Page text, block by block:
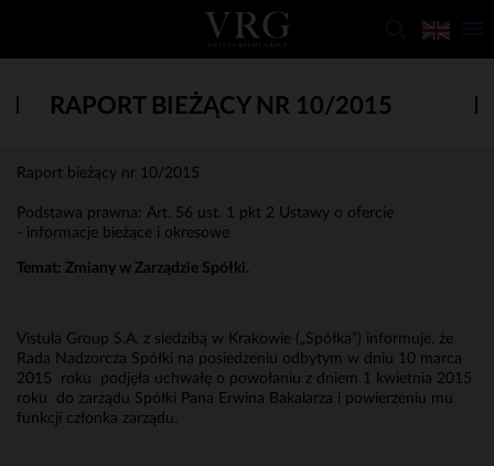
RAPORT BIEŻĄCY NR 10/2015
Raport bieżący nr 10/2015
Podstawa prawna: Art. 56 ust. 1 pkt 2 Ustawy o ofercie
- informacje bieżące i okresowe
Temat: Zmiany w Zarządzie Spółki.
Vistula Group S.A. z siedzibą w Krakowie („Spółka”) informuje, że
Rada Nadzorcza Spółki na posiedzeniu odbytym w dniu 10 marca
2015 roku podjęła uchwałę o powołaniu z dniem 1 kwietnia 2015
roku do zarządu Spółki Pana Erwina Bakalarza i powierzeniu mu
funkcji członka zarządu.